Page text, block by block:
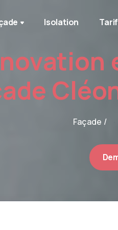
Isolation
Façade /